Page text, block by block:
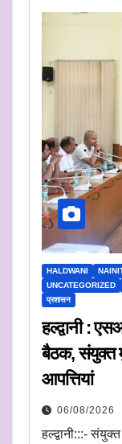
HALDWANI
UNCATEGORIZED
प्रशासन
हल्द्वानी :
बैठक, संयुक्त
आपत्तियां
06/08/2026
हल्द्वानी:::-